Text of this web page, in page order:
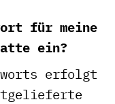
für meine
ein?
erfolgt